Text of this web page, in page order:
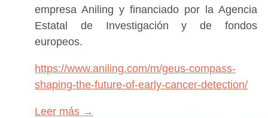
empresa Aniling y financiado por la Agencia
Estatal de Investigación y de fondos
europeos.
https://www.aniling.com/m/geus-compass-
shaping-the-future-of-early-cancer-detection/
Leer más →